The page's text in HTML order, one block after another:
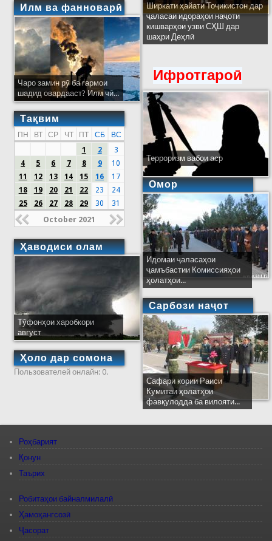
Илм ва фанноварӣ
Чаро замин рӯ ба гармои
шадид овардааст? Илм чӣ...
Тақвим
ПН ВТ СР ЧТ ПТ СБ
ВС
1
2
3
4
5 6 7 8 9
10
11
12 13 14 15 16
17
18
19 20 21 22 23
24
25
26 27 28 29 30 31
October 2021
Ҳаводиси олам
Тӯфонҳои харобкори
август
Ҳоло дар сомона
Пользователей онлайн: 0.
Ширкати ҳайати Тоҷикистон дар
ҷаласаи идораҳои наҷоти
кишварҳои узви СҲШ дар
шаҳри Деҳлӣ
Ифротгароӣ
Терроризм вабои аср
Омор
Идомаи ҷаласаҳои
ҷамъбастии Комиссияҳои
ҳолатҳои...
Сарбози наҷот
Сафари кории Раиси
Кумитаи ҳолатҳои
фавқулодда ба вилояти...
Роҳбарият
Қонун
Таърих
Робитаҳои байналмилалӣ
Ҳамоҳангсозӣ
Ҷасорат